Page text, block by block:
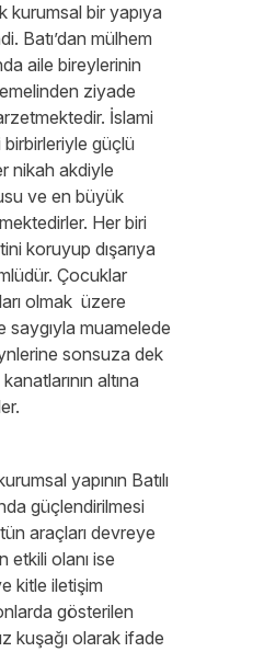
kurumsal bir yapıya
Batı’dan mülhem
aile bireylerinin
ziyade
İslami
güçlü
nikah akdiyle
ve en büyük
Her biri
koruyup dışarıya
Çocuklar
olmak üzere
saygıyla muamelede
sonsuza dek
altına
yapının Batılı
güçlendirilmesi
araçları devreye
etkili olanı ise
kitle iletişim
gösterilen
kuşağı olarak ifade